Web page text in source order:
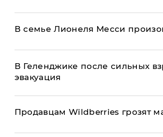
В семье Лионеля Месси
В Геленджике после сильных
эвакуация
Продавцам Wildberries грозят